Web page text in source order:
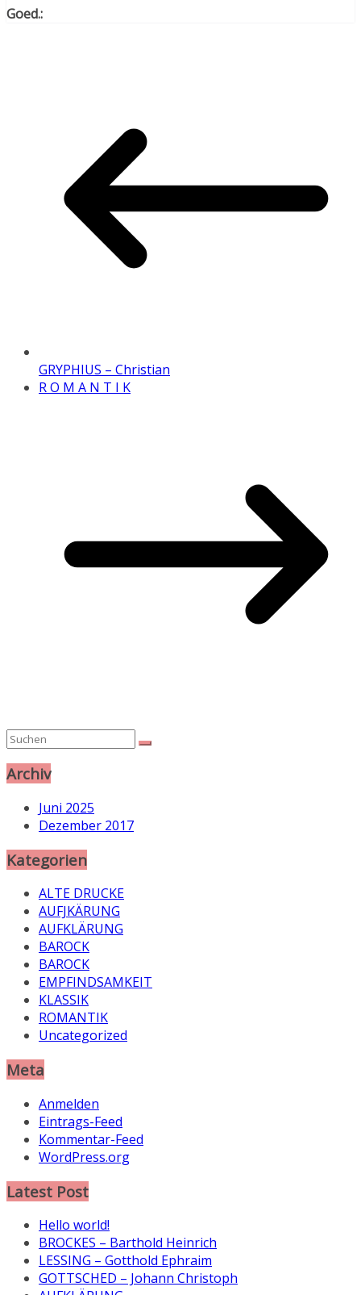
Goed.:
GRYPHIUS – Christian
R O M A N T I K
Archiv
Juni 2025
Dezember 2017
Kategorien
ALTE DRUCKE
AUFJKÄRUNG
AUFKLÄRUNG
BAROCK
BAROCK
EMPFINDSAMKEIT
KLASSIK
ROMANTIK
Uncategorized
Meta
Anmelden
Eintrags-Feed
Kommentar-Feed
WordPress.org
Latest Post
Hello world!
BROCKES – Barthold Heinrich
LESSING – Gotthold Ephraim
GOTTSCHED – Johann Christoph